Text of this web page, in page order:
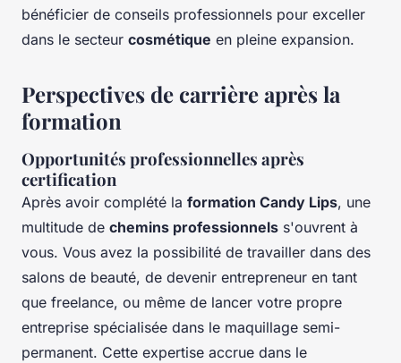
bénéficier de conseils professionnels pour exceller
dans le secteur cosmétique en pleine expansion.
Perspectives de carrière après la
formation
Opportunités professionnelles après
certification
Après avoir complété la formation Candy Lips, une
multitude de chemins professionnels s'ouvrent à
vous. Vous avez la possibilité de travailler dans des
salons de beauté, de devenir entrepreneur en tant
que freelance, ou même de lancer votre propre
entreprise spécialisée dans le maquillage semi-
permanent. Cette expertise accrue dans le